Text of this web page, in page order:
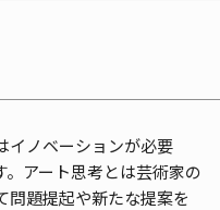
イノベーションが必要
アート思考とは芸術家の
問題提起や新たな提案を